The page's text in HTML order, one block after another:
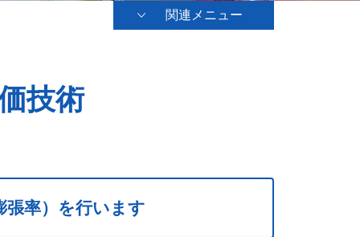
関連メニュー
技術
張率）を行います